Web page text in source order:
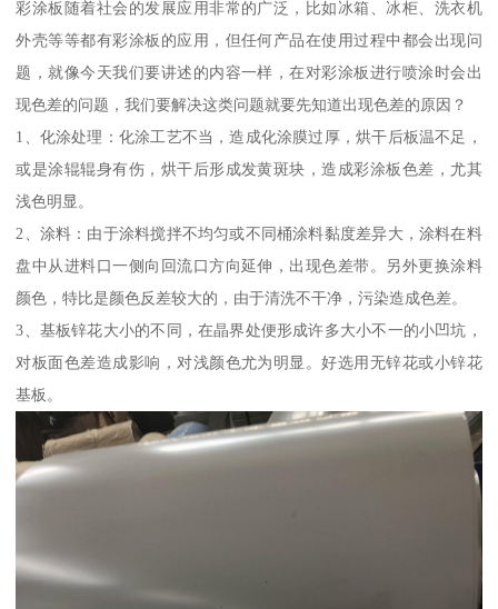
彩涂板随着社会的发展应用非常的广泛，比如冰箱、冰柜、洗衣机
外壳等等都有彩涂板的应用，但任何产品在使用过程中都会出现问
题，就像今天我们要讲述的内容一样，在对彩涂板进行喷涂时会出
现色差的问题，我们要解决这类问题就要先知道出现色差的原因？
1、化涂处理：化涂工艺不当，造成化涂膜过厚，烘干后板温不足，
或是涂辊辊身有伤，烘干后形成发黄斑块，造成彩涂板色差，尤其
浅色明显。
2、涂料：由于涂料搅拌不均匀或不同桶涂料黏度差异大，涂料在料
盘中从进料口一侧向回流口方向延伸，出现色差带。另外更换涂料
颜色，特比是颜色反差较大的，由于清洗不干净，污染造成色差。
3、基板锌花大小的不同，在晶界处便形成许多大小不一的小凹坑，
对板面色差造成影响，对浅颜色尤为明显。好选用无锌花或小锌花
基板。